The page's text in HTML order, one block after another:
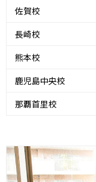
佐賀校
長崎校
熊本校
鹿児島中央校
那覇首里校